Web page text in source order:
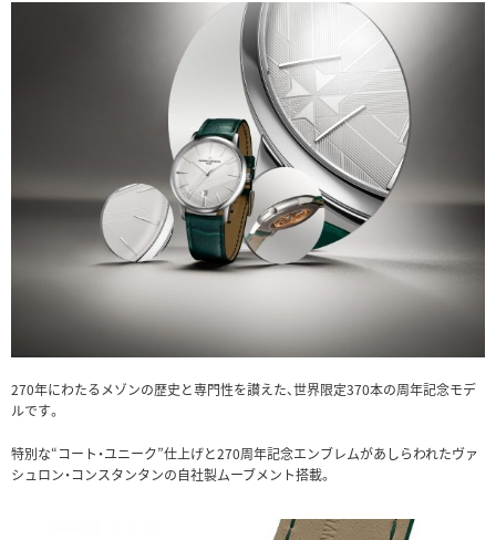
270年にわたるメゾンの歴史と専門性を讃えた、世界限定370本の周年記念モデ
ルです。
特別な“コート・ユニーク”仕上げと270周年記念エンブレムがあしらわれたヴァ
シュロン・コンスタンタンの自社製ムーブメント搭載。